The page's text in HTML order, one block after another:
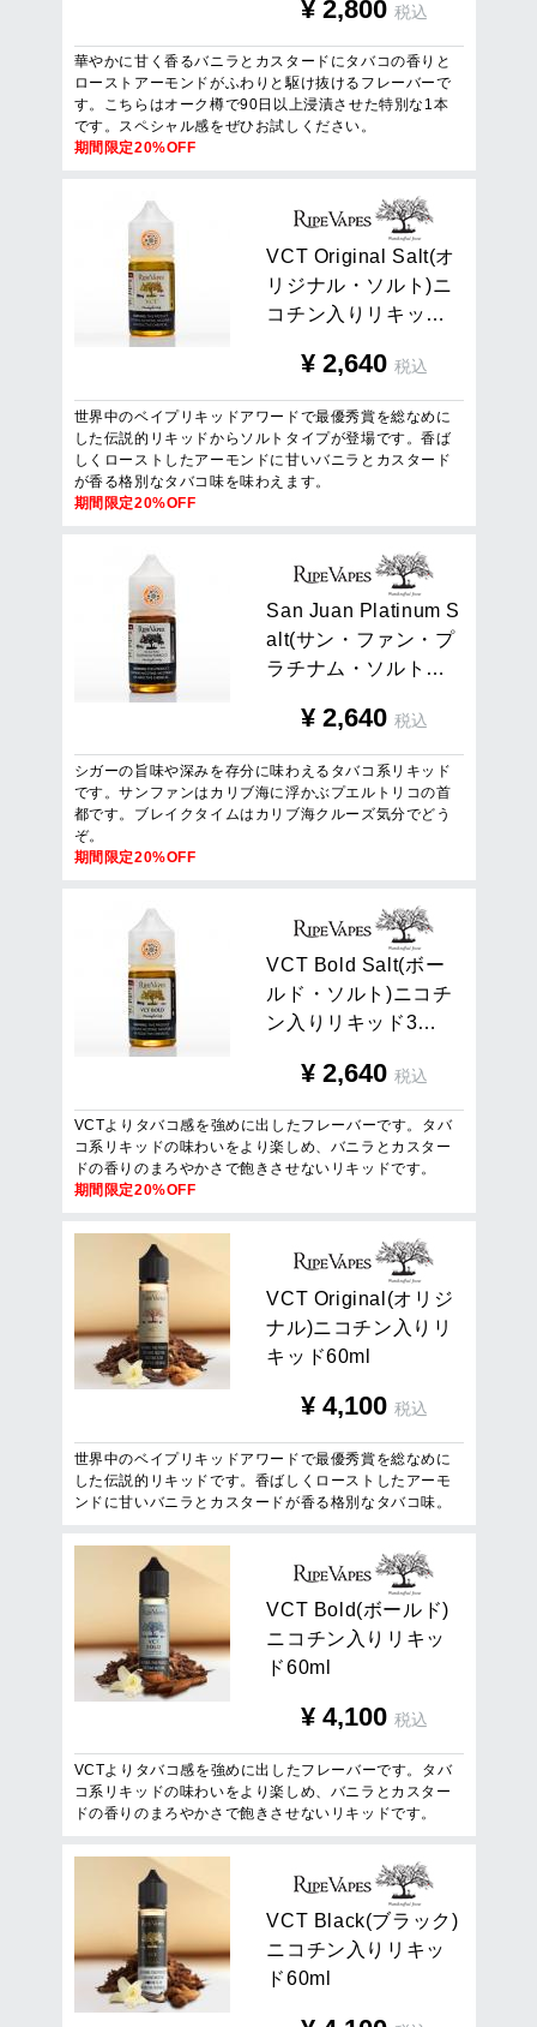
¥ 2,800 税込
華やかに甘く香るバニラとカスタードにタバコの香りと
ローストアーモンドがふわりと駆け抜けるフレーバーで
す。こちらはオーク樽で90日以上浸漬させた特別な1本
です。スペシャル感をぜひお試しください。
期間限定20%OFF
VCT Origina Sa lt(オ
リ ジナル ・ ソ ル ト)ニ
コ チ ン 入 り リ キ ッ …
¥ 2,640 税込
世界中のベイプリキッドアワードで最優秀賞を総なめに
した伝説的リキッドからソルトタイプが登場です。香ば
しくローストしたアーモンドに甘いバニラとカスタード
が香る格別なタバコ味を味わえます。
期間限定20%OFF
San Juan P latinum S
a t(サン ・ フ ァ ン ・ プ
ラチナ ム ・ ソ ル ト …
¥ 2,640 税込
シガーの旨味や深みを存分に味わえるタバコ系リキッド
です。サンファンはカリブ海に浮かぶプエルトリコの首
都です。ブレイクタイムはカリブ海クルーズ気分でどう
ぞ。
期間限定20%OFF
VCT Bo d Sa t(ボー
ル ド ・ ソ ル ト)ニコ チ
ン 入 り リ キ ッ ド3…
¥ 2,640 税込
VCTよりタバコ感を強めに出したフレーバーです。タバ
コ系リキッドの味わいをより楽しめ、バニラとカスター
ドの香りのまろやかさで飽きさせないリキッドです。
期間限定20%OFF
VCT Origina (オ リ ジ
ナ ル)ニ コチ ン 入 り リ
キ ッ ド60m
¥ 4,100 税込
世界中のベイプリキッドアワードで最優秀賞を総なめに
した伝説的リキッドです。香ばしくローストしたアーモ
ンドに甘いバニラとカスタードが香る格別なタバコ味。
VCT Bo d(ボー ル ド)
ニ コ チン 入 り リ キ ッ
ド60m
¥ 4,100 税込
VCTよりタバコ感を強めに出したフレーバーです。タバ
コ系リキッドの味わいをより楽しめ、バニラとカスター
ドの香りのまろやかさで飽きさせないリキッドです。
VCT B lack(ブラ ッ ク)
ニ コ チン 入 り リ キ ッ
ド60m